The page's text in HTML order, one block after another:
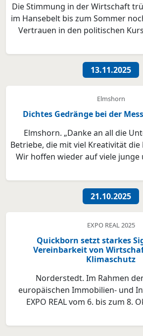
Die Stimmung in der Wirtschaft
im Hansebelt bis zum Sommer
Vertrauen in den politischen
„Diese Erkenntnis ergibt sich
Gesprächen mit unseren
unseren Ko...
13.11.2025
Elmshorn
Dichtes Gedränge bei der
Elmshorn. „Danke an all die
Betriebe, die mit viel Kreativität die
Wir hoffen wieder auf viele
gucken wollen“, sagte Volker
Mal als Elmshorner21.10.2025
EXPO REAL 2025
Quickborn setzt starkes
Vereinbarkeit von
Klimaschutz
Norderstedt. Im Rahmen
europäischen Immobilien- und
EXPO REAL vom 6. bis zum 8.
Norddeutschland im Verbund